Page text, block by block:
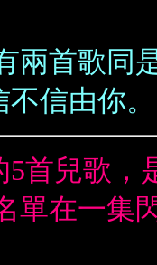
兩首歌同
信由你。
5首兒歌，
單在一集